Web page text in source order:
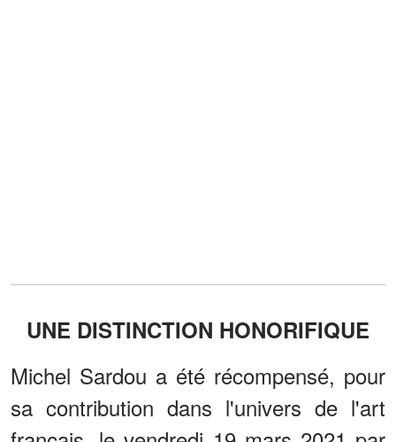
UNE DISTINCTION HONORIFIQUE
Michel Sardou a été récompensé, pour
sa contribution dans l'univers de l'art